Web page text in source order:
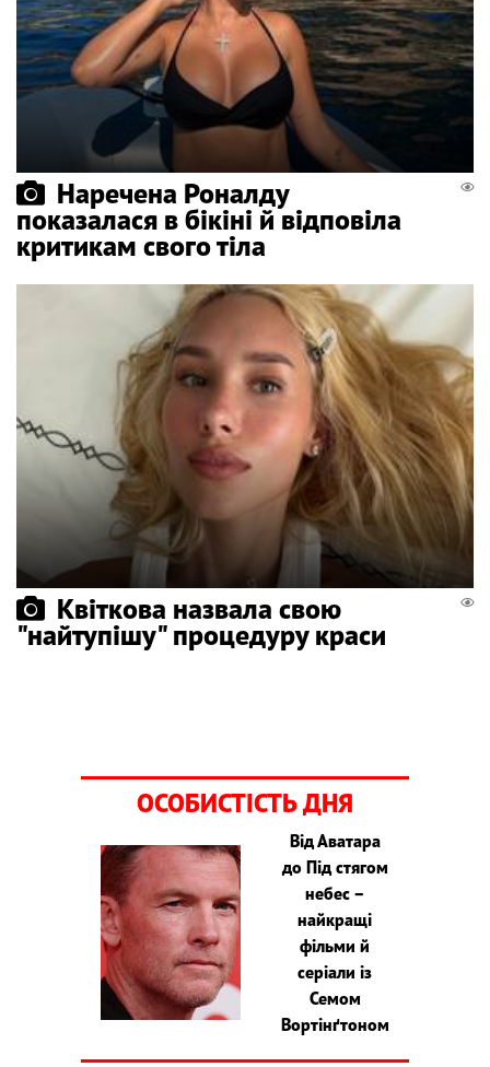
Наречена Роналду
показалася в бікіні й відповіла
критикам свого тіла
Квіткова назвала свою
"найтупішу" процедуру краси
ОСОБИСТІСТЬ ДНЯ
Від Аватара
до Під стягом
небес –
найкращі
фільми й
серіали із
Семом
Вортінґтоном